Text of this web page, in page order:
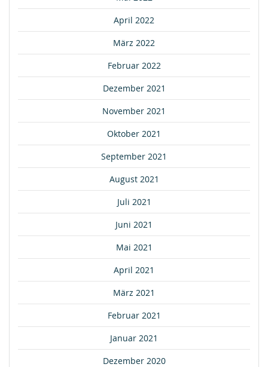
April 2022
März 2022
Februar 2022
Dezember 2021
November 2021
Oktober 2021
September 2021
August 2021
Juli 2021
Juni 2021
Mai 2021
April 2021
März 2021
Februar 2021
Januar 2021
Dezember 2020